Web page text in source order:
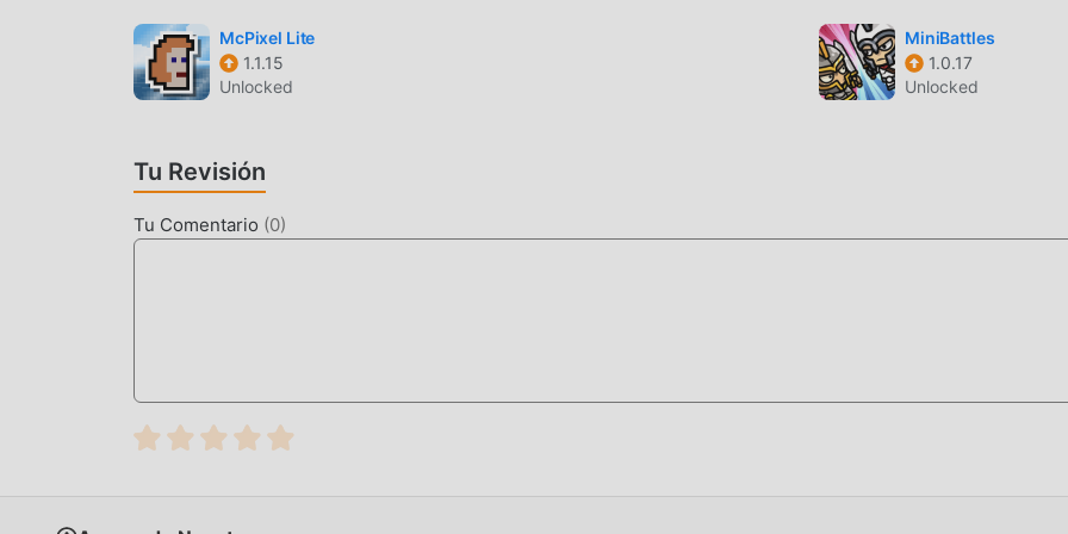
personajes de alta calidad hacen que Drift Up atraiga a muchos arcade fanáticos, y en comparación con los
tradicionales de arcade , Drift Up 1.2.0 ha adoptado un motor virtual actualizado y ha realizado mejoras audaces.
Con tecnología más avanzada, la experiencia de pantalla del juego ha mejorado mucho. Mientras conserva el
puedan disfrutar plenamente la felicidad que trae Drift Up 1.2.0
MODIFICACIÓN ÚNICA
""acumulación"" ligeramente aburrida. Los mods pueden ayudarlo fácilmente a omitir este proceso, lo que lo
a concentrarse en disfrutar la alegría del juego en sí.
Simplemente haz clic en el botón de descarga para instalar la aplicación moddroid, puede descargar
McPixel Lite
1.1.15
Unlocked
MiniBattles
1.0.17
Unlocked
Tu Revisión
Tu Comentario (0)